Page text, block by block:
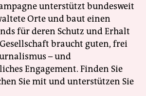
unterstützt bundesweit
Orte und baut einen
für deren Schutz und Erhalt
braucht guten, frei
– und
Engagement. Finden Sie
Sie mit und unterstützen Sie